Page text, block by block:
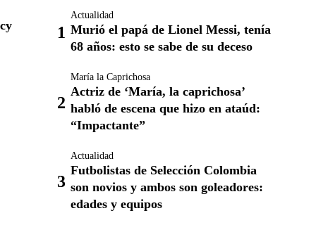
Actualidad
Murió el papá de Lionel Messi, tenía
68 años: esto se sabe de su deceso
María la Caprichosa
Actriz de ‘María, la caprichosa’
habló de escena que hizo en ataúd:
“Impactante”
Actualidad
Futbolistas de Selección Colombia
son novios y ambos son goleadores:
edades y equipos